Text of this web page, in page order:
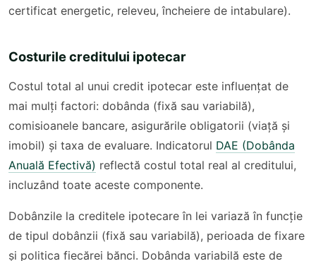
certificat energetic, releveu, încheiere de intabulare).
Costurile creditului ipotecar
Costul total al unui credit ipotecar este influențat de
mai mulți factori: dobânda (fixă sau variabilă),
comisioanele bancare, asigurările obligatorii (viață și
imobil) și taxa de evaluare. Indicatorul DAE (Dobânda
Anuală Efectivă) reflectă costul total real al creditului,
incluzând toate aceste componente.
Dobânzile la creditele ipotecare în lei variază în funcție
de tipul dobânzii (fixă sau variabilă), perioada de fixare
și politica fiecărei bănci. Dobânda variabilă este de